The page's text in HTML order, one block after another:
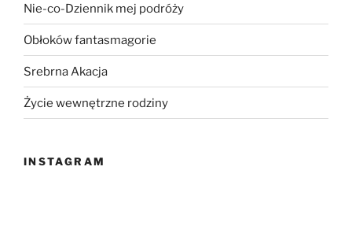
Nie-co-Dziennik mej podróży
Obłoków fantasmagorie
Srebrna Akacja
Życie wewnętrzne rodziny
INSTAGRAM